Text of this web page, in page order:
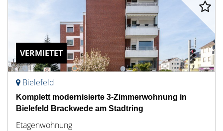
VERMIETET
Bielefeld
Komplett modernisierte 3-Zimmerwohnung in
Bielefeld Brackwede am Stadtring
Etagenwohnung